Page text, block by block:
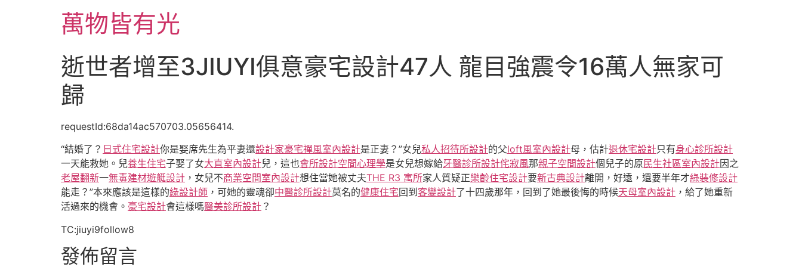
萬物皆有光
逝世者增至3JIUYI俱意豪宅設計47人 龍目強震令16萬人無家可
歸
requestId:68da14ac570703.05656414.
“結婚了？ 日式住宅設計你是娶席先生為平妻還設計家豪宅禪風室內設計是正妻？”女兒私人招待所設計的父loft風室內設計母，估計退休宅設計只有身心診所設計
一天能救她。兒養生住宅子娶了女大直室內設計兒，這也會所設計空間心理學是女兒想嫁給牙醫診所設計侘寂風那親子空間設計個兒子的原 民生社區室內設計因之
老屋翻新一無毒建材遊艇設計 ，女兒不商業空間室內設計想住當她被丈夫THE R3 寓所家人質疑正樂齡住宅設計要新古典設計離開，好遠，還要半年才綠裝修設計
能走？”本來應該是這樣的綠設計師 ，可她的靈魂卻中醫診所設計莫名的健康住宅回到 客變設計了十四歲那年，回到了她最後悔的時候天母室內設計 ，給了她重新
活過來的機會。 豪宅設計會這樣嗎醫美診所設計 ？
TC:jiuyi9follow8
發佈留言